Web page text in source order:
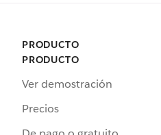
PRODUCTO
PRODUCTO
Ver demostración
Precios